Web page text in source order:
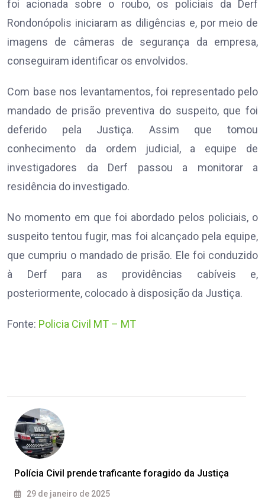
foi acionada sobre o roubo, os policiais da Derf
Rondonópolis iniciaram as diligências e, por meio de
imagens de câmeras de segurança da empresa,
conseguiram identificar os envolvidos.
Com base nos levantamentos, foi representado pelo
mandado de prisão preventiva do suspeito, que foi
deferido pela Justiça. Assim que tomou
conhecimento da ordem judicial, a equipe de
investigadores da Derf passou a monitorar a
residência do investigado.
No momento em que foi abordado pelos policiais, o
suspeito tentou fugir, mas foi alcançado pela equipe,
que cumpriu o mandado de prisão. Ele foi conduzido
à Derf para as providências cabíveis e,
posteriormente, colocado à disposição da Justiça.
Fonte: Policia Civil MT – MT
Polícia Civil prende traficante foragido da Justiça
29 de janeiro de 2025